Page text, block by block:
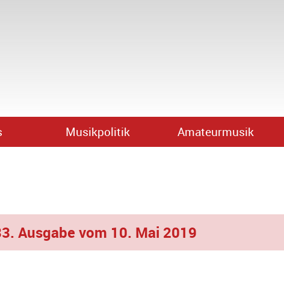
Musikpolitik Amateurmusik
Ausgabe vom 10. Mai 2019